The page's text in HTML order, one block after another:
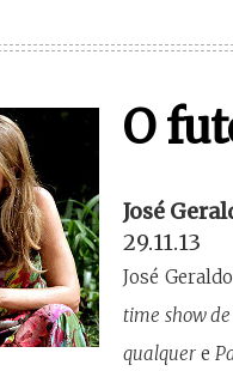
O
José
29.11.13
José
time show
qualquer e